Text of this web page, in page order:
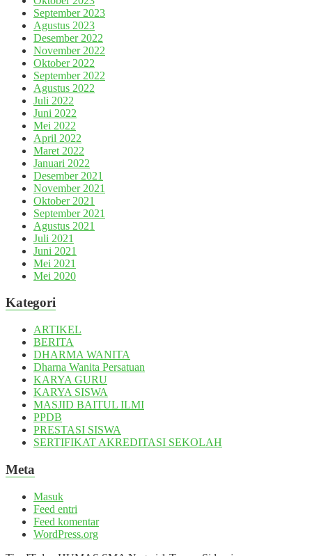
September 2023
Agustus 2023
Desember 2022
November 2022
Oktober 2022
September 2022
Agustus 2022
Juli 2022
Juni 2022
Mei 2022
April 2022
Maret 2022
Januari 2022
Desember 2021
November 2021
Oktober 2021
September 2021
Agustus 2021
Juli 2021
Juni 2021
Mei 2021
Mei 2020
Kategori
ARTIKEL
BERITA
DHARMA WANITA
Dharna Wanita Persatuan
KARYA GURU
KARYA SISWA
MASJID BAITUL ILMI
PPDB
PRESTASI SISWA
SERTIFIKAT AKREDITASI SEKOLAH
Meta
Masuk
Feed entri
Feed komentar
WordPress.org